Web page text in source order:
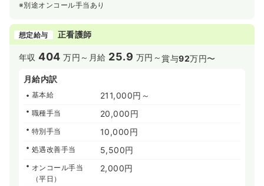
※別途オンコール手当あり
想定給与 正看護師
年収404 万円～ 月給 25.9 万円～賞与92万円〜
月給内訳
基本給 211,000円～
職種手当 20,000円
特別手当 10,000円
処遇改善手当 5,500円
オンコール手当
（平日）
2,000円